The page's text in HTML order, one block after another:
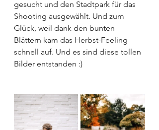
gesucht und den Stadtpark für das
Shooting ausgewählt. Und zum
Glück, weil dank den bunten
Blättern kam das Herbst-Feeling
schnell auf. Und es sind diese tollen
Bilder entstanden :)